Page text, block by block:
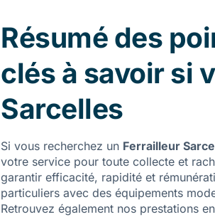
Résumé des
clés à savoir si
Sarcelles
Si vous recherchez un Ferrailleur
votre service pour toute collecte et
garantir efficacité, rapidité et
particuliers avec des équipements
Retrouvez également nos prestations